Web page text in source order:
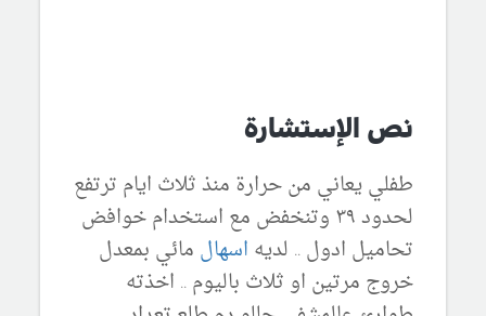
نص الإستشارة
طفلي يعاني من حرارة منذ ثلاث ايام ترتفع
لحدود ٣٩ وتنخفض مع استخدام خوافض
تحاميل ادول .. لديه اسهال مائي بمعدل
خروج مرتين او ثلاث باليوم .. اخذته